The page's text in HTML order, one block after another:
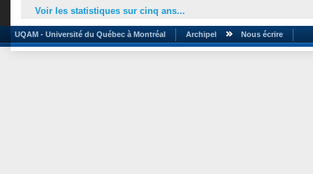
Voir les statistiques sur cinq ans...
UQAM - Université du Québec à Montréal Archipel Nous écrire